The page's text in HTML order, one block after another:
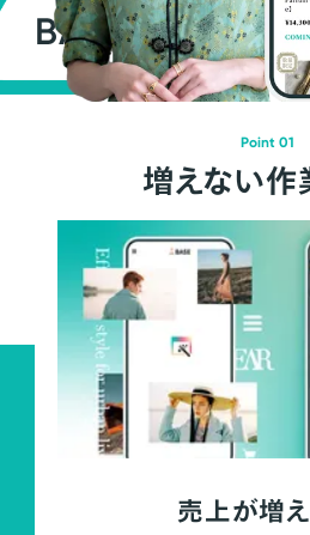
BASEが強い3
Point 01
増えない作
売上が増